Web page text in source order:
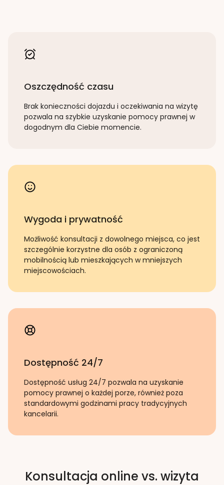
Oszczędność czasu
Brak konieczności dojazdu i oczekiwania na wizytę
pozwala na szybkie uzyskanie pomocy prawnej w
dogodnym dla Ciebie momencie.
Wygoda i prywatność
Możliwość konsultacji z dowolnego miejsca, co jest
szczególnie korzystne dla osób z ograniczoną
mobilnością lub mieszkających w mniejszych
miejscowościach.
Dostępność 24/7
Dostępność usług 24/7 pozwala na uzyskanie
pomocy prawnej o każdej porze, również poza
standardowymi godzinami pracy tradycyjnych
kancelarii.
Konsultacja online vs. wizyta